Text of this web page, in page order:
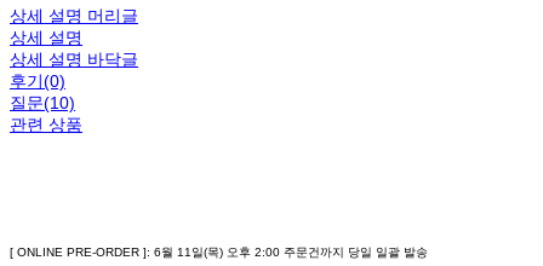
상세 설명 머리글
상세 설명
상세 설명 바닥글
후기(0)
질문(10)
관련 상품
[ ONLINE PRE-ORDER ]: 6월 11일(목) 오후 2:00 주문건까지 당일 일괄 발송